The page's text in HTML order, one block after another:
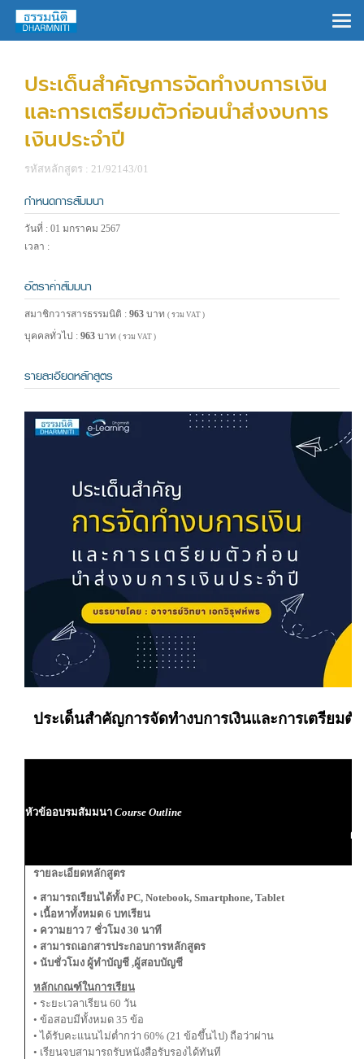
ประเด็นสำคัญการจัดทำงบการเงิน
และการเตรียมตัวก่อนนำส่งงบการ
เงินประจำปี
รหัสหลักสูตร : 21/92143/01
กำหนดการสัมมนา
วันที่ : 01 มกราคม 2567
เวลา :
อัตราค่าสัมมนา
สมาชิกวารสารธรรมนิติ : 963 บาท ( รวม VAT )
บุคคลทั่วไป : 963 บาท ( รวม VAT )
รายละเอียดหลักสูตร
ประเด็นสำคัญการจัดทำงบการเงินและการเตรียมตั
หัวข้ออบรมสัมมนา Course Outline
ผู้
รายละเอียดหลักสูตร
• สามารถเรียนได้ทั้ง PC, Notebook, Smartphone, Tablet
• เนื้อหาทั้งหมด 6 บทเรียน
• ความยาว 7 ชั่วโมง 30 นาที
• สามารถเอกสารประกอบการหลักสูตร
• นับชั่วโมง ผู้ทำบัญชี ,ผู้สอบบัญชี
หลักเกณฑ์ในการเรียน
• ระยะเวลาเรียน 60 วัน
• ข้อสอบมีทั้งหมด 35 ข้อ
• ได้รับคะแนนไม่ต่ำกว่า 60% (21 ข้อขึ้นไป) ถือว่าผ่าน
• เรียนจบสามารถรับหนังสือรับรองได้ทันที
×